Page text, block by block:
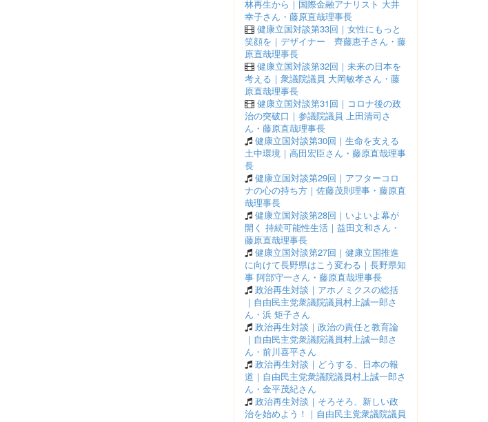
林再生から｜国際金融アナリスト 大井
幸子さん・藤原直哉理事長
健康立国対談第33回｜女性にもっと
笑顔を｜デザイナー 齊藤恵子さん・藤
原直哉理事長
健康立国対談第32回｜未来の日本を
考える｜衆議院議員 大岡敏孝さん・藤
原直哉理事長
健康立国対談第31回｜コロナ後の政
治の突破口｜参議院議員 上田清司さ
ん・藤原直哉理事長
健康立国対談第30回｜生命を支える
土中環境｜高田宏臣さん・藤原直哉理事
長
健康立国対談第29回｜アフターコロ
ナの心の持ち方｜佐藤茂則理事・藤原直
哉理事長
健康立国対談第28回｜いよいよ幕が
開く 持続可能性生活｜益田文和さん・
藤原直哉理事長
健康立国対談第27回｜健康立国推進
に向けて長野県はこう変わる｜長野県知
事 阿部守一さん・藤原直哉理事長
政治再生対談｜アホノミクスの総括
｜自由民主党衆議院議員村上誠一郎さ
ん・浜 矩子さん
政治再生対談｜政治の責任と教育論
｜自由民主党衆議院議員村上誠一郎さ
ん・前川喜平さん
政治再生対談｜どうする、日本の報
道｜自由民主党衆議院議員村上誠一郎さ
ん・金平茂紀さん
政治再生対談｜そろそろ、新しい政
治を始めよう！｜自由民主党衆議院議員